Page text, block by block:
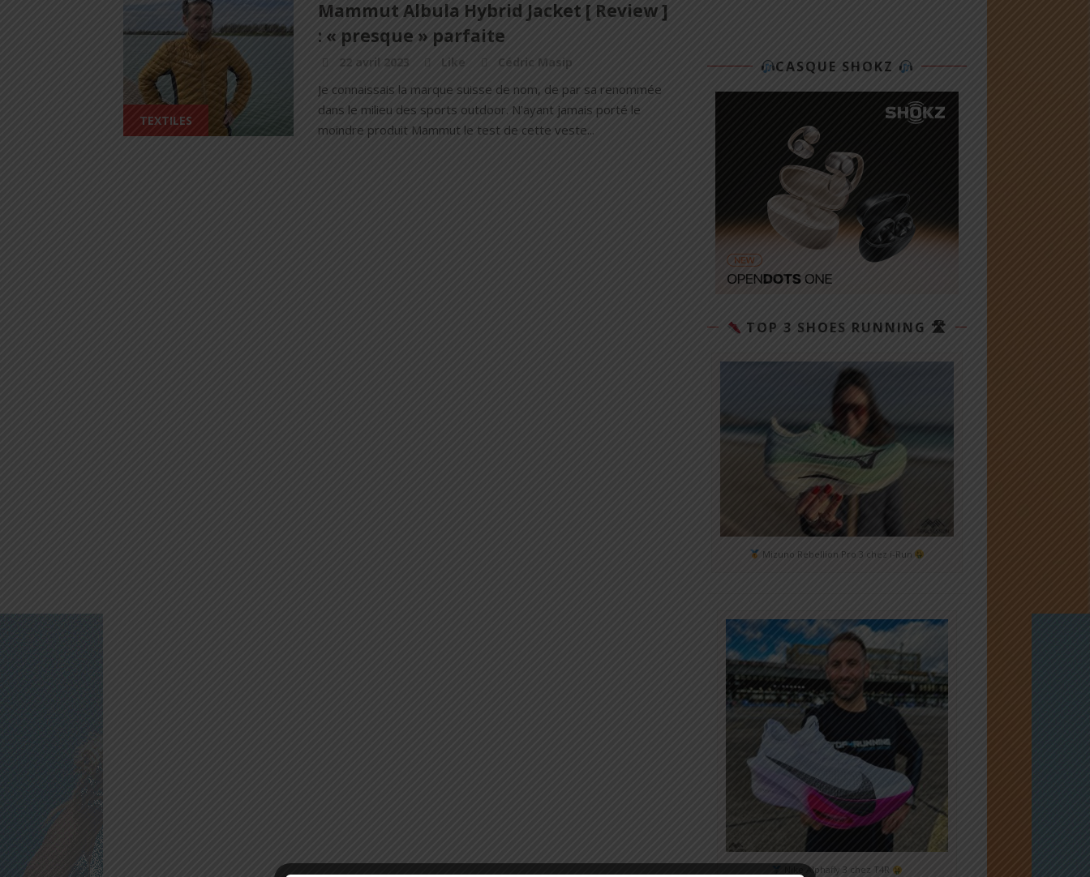
TEXTILES
Mammut Albula Hybrid Jacket [ Review ]
: « presque » parfaite
22 avril 2023 Like Cédric Masip
Je connaissais la marque suisse de nom, de par sa renommée
dans le milieu des sports outdoor. N'ayant jamais porté le
moindre produit Mammut le test de cette veste...
CASQUE SHOKZ
TOP 3 SHOES RUNNING 🛣
Mizuno Rebellion Pro 3 chez i-Run
Nike Alphafly 3 chez T4R